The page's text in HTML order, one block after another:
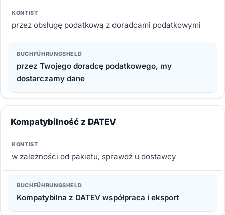
przez obsługę podatkową z doradcami podatkowymi
przez Twojego doradcę podatkowego, my
dostarczamy dane
Kompatybilność z DATEV
w zależności od pakietu, sprawdź u dostawcy
Kompatybilna z DATEV współpraca i eksport